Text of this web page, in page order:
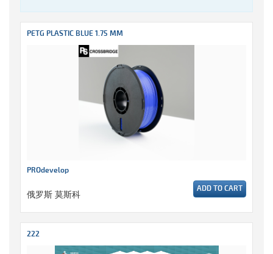
PETG PLASTIC BLUE 1.75 MM
PROdevelop
俄罗斯 莫斯科 ADD TO CART
222